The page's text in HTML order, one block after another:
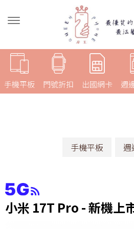
手機平板 門號折扣 週
出國網卡
手機平板 週
小米 17T Pro - 新機上